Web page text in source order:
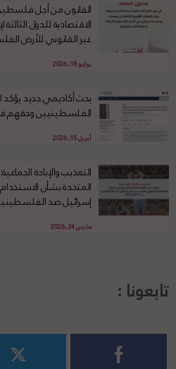
القانون من أجل
الاقتصادية للدول
غير القانوني للأرض
يوليو 18, 2026
بحث أكاديمي جديد يؤكد
الفلسطينيين وحقهم
أبريل 15, 2026
التعذيب والإبادة
المتحدة بشأن
إسرائيل ضد الفلسطينيين منذ 7
مارس 24, 2026
تابعونا :